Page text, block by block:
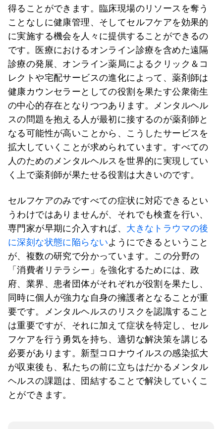
得ることができます。臨床現場のリソースを奪う
ことなしに健康管理、そしてセルフケアを効果的
に実施する機会を人々に提供することができるの
です。医療におけるオンライン診療を含めた遠隔
診療の発展、オンライン薬局によるクリック＆コ
レクトや宅配サービスの進化によって、薬剤師は
健康カウンセラーとしての役割を果たす公衆衛生
の中心的存在となりつつあります。メンタルヘル
スの問題を抱える人が最初に接するのが薬剤師と
なる可能性が高いことから、こうしたサービスを
拡大していくことが求められています。すべての
人のためのメンタルヘルスを世界的に実現してい
く上で薬剤師が果たせる役割は大きいのです。
セルフケアのみですべての症状に対応できるとい
うわけではありませんが、それでも検査を行い、
専門家が早期に介入すれば、 大きなトラウマの後
に深刻な状態に陥らないようにできるということ
が、複数の研究で分かっています。この分野の
「消費者リテラシー」を強化するためには、政
府、業界、患者団体がそれぞれが役割を果たし、
同時に個人が強力な自身の擁護者となることが重
要です。メンタルヘルスのリスクを認識すること
は重要ですが、それに加えて症状を特定し、セル
フケアを行う勇気を持ち、適切な解決策を講じる
必要があります。新型コロナウイルスの感染拡大
が収束後も、私たちの前に立ちはだかるメンタル
ヘルスの課題は、団結することで解決していくこ
とができます。